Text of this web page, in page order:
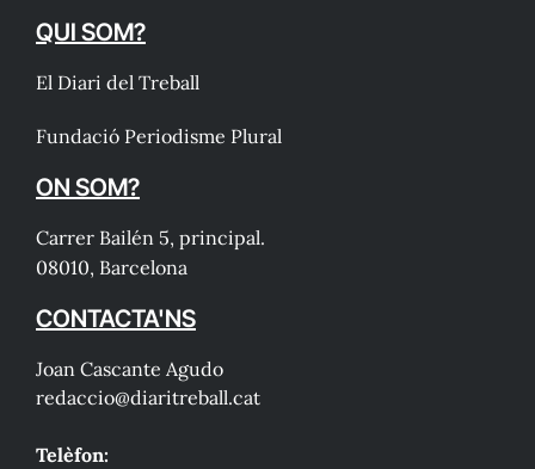
QUI SOM?
El Diari del Treball
Fundació Periodisme Plural
ON SOM?
Carrer Bailén 5, principal.
08010, Barcelona
CONTACTA'NS
Joan Cascante Agudo
redaccio@diaritreball.cat
Telèfon: